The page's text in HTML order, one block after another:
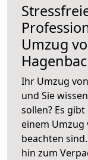
Umzug
Ihr Umzug
und Sie
sollen? Es
einem Umzug
beachten sind.
hin zum